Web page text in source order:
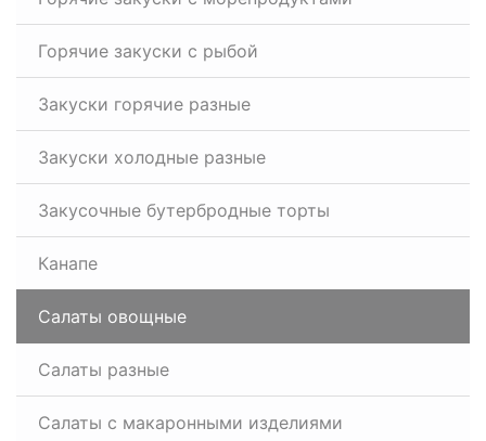
Горячие закуски с рыбой
Закуски горячие разные
Закуски холодные разные
Закусочные бутербродные торты
Канапе
Салаты овощные
Салаты разные
Салаты с макаронными изделиями